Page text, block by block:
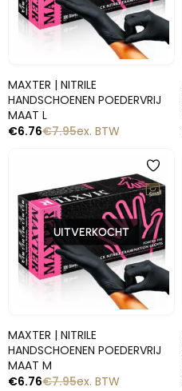
MAXTER | NITRILE
HANDSCHOENEN POEDERVRIJ
MAAT L
€7.95
€6.76 ex. BTW
UITVERKOCHT
MAXTER | NITRILE
HANDSCHOENEN POEDERVRIJ
MAAT M
€7.95
€6.76 ex. BTW